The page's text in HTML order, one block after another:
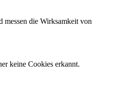
messen die Wirksamkeit von
keine Cookies erkannt.